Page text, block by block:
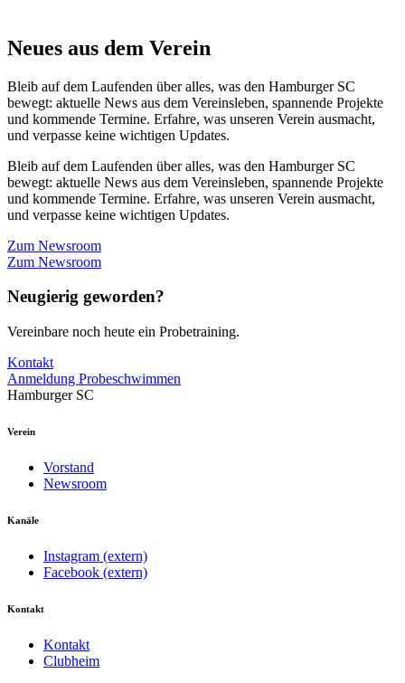
Neues aus dem Verein
Bleib auf dem Laufenden über alles, was den Hamburger SC
bewegt: aktuelle News aus dem Vereinsleben, spannende Projekte
und kommende Termine. Erfahre, was unseren Verein ausmacht,
und verpasse keine wichtigen Updates.
Bleib auf dem Laufenden über alles, was den Hamburger SC
bewegt: aktuelle News aus dem Vereinsleben, spannende Projekte
und kommende Termine. Erfahre, was unseren Verein ausmacht,
und verpasse keine wichtigen Updates.
Zum Newsroom
Zum Newsroom
Neugierig geworden?
Vereinbare noch heute ein Probetraining.
Kontakt
Anmeldung Probeschwimmen
Hamburger SC
Verein
Vorstand
Newsroom
Kanäle
Instagram (extern)
Facebook (extern)
Kontakt
Kontakt
Clubheim